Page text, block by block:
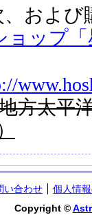
、およ
ップ「
方太平
い合わせ
個人情
Copyright ©